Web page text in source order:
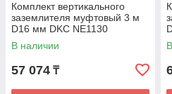
Комплект вертикального
заземлителя муфтовый 3 м
D16 мм DKC NE1130
Горячеоцинкованная сталь
В наличии
57 074 ₸